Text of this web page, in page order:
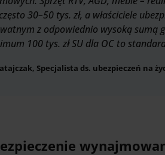
30–50 tys. zł, a właściciele
z odpowiednio wysoką sumą
100 tys. zł SU dla OC to
Specjalista ds. ubezpieczeń na